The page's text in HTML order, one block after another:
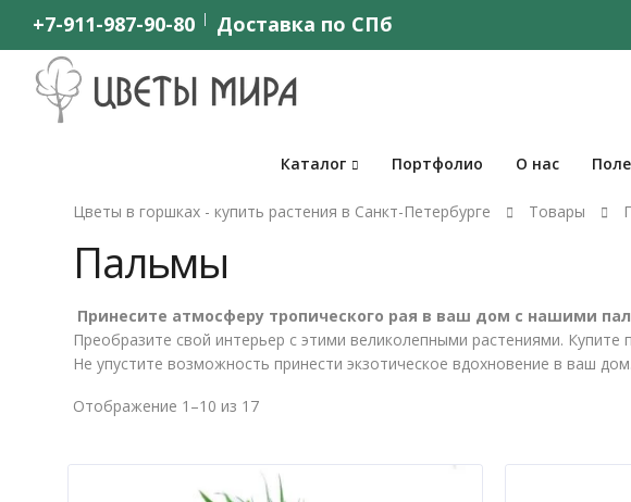
+7-911-987-90-80 Доставка по СПб
Каталог Портфолио О нас
Цветы в горшках - купить растения в Санкт-Петербурге Товары
Пальмы
Принесите атмосферу тропического рая в ваш дом с нашими
Преобразите свой интерьер с этими великолепными растениями.
Не упустите возможность принести экзотическое вдохновение в ваш
Отображение 1–10 из 17